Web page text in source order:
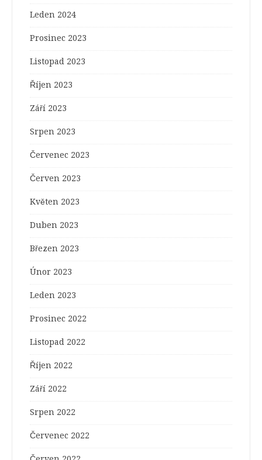
Leden 2024
Prosinec 2023
Listopad 2023
Říjen 2023
Září 2023
Srpen 2023
Červenec 2023
Červen 2023
Květen 2023
Duben 2023
Březen 2023
Únor 2023
Leden 2023
Prosinec 2022
Listopad 2022
Říjen 2022
Září 2022
Srpen 2022
Červenec 2022